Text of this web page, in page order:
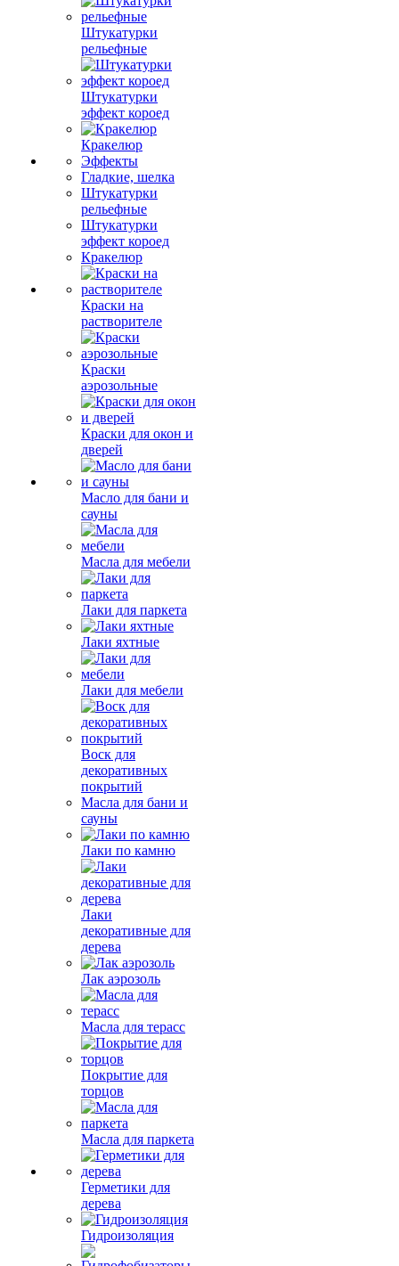
Штукатурки
рельефные
Штукатурки
эффект короед
Кракелюр
Эффекты
Гладкие, шелка
Штукатурки
рельефные
Штукатурки
эффект короед
Кракелюр
Краски на
растворителе
Краски
аэрозольные
Краски для окон и
дверей
Масло для бани и
сауны
Масла для мебели
Лаки для паркета
Лаки яхтные
Лаки для мебели
Воск для
декоративных
покрытий
Масла для бани и
сауны
Лаки по камню
Лаки
декоративные для
дерева
Лак аэрозоль
Масла для терасс
Покрытие для
торцов
Масла для паркета
Герметики для
дерева
Гидроизоляция